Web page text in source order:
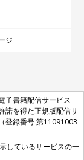
ジ
子書籍配信サービス
諾を得た正規版配信サ
登録番号 第11091003
しているサービスの一